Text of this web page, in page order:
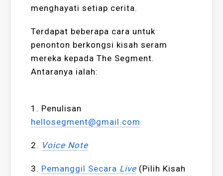
menghayati setiap cerita.
Terdapat beberapa cara untuk
penonton berkongsi kisah seram
mereka kepada The Segment.
Antaranya ialah:
1. Penulisan
hellosegment@gmail.com
2. Voice Note
3. Pemanggil Secara Live (Pilih Kisah